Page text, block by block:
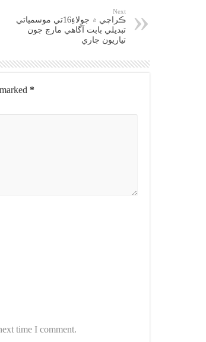
Next
ڪراچي ۾ جولاءِ16تي موسمياتي
تبديلي بابت آگاهي مارچ جون
تياريون جاري
*
time I comment.